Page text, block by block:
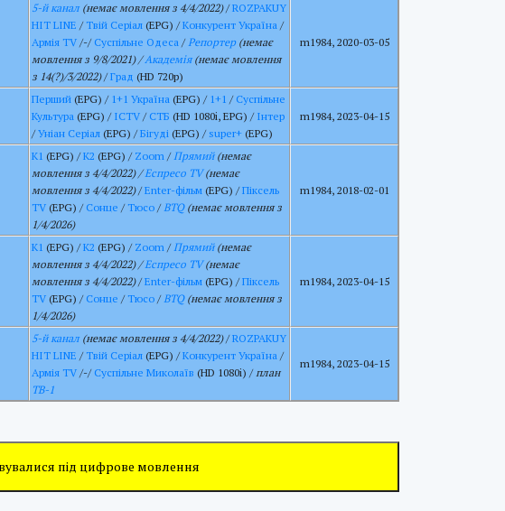
5-й канал(немає мовлення з 4/4/2022)/ROZPAKUY
HIT LINE / Твій Серіал (EPG) /Конкурент Україна /
Армія TV /-/ Суспільне Одеса /Репортер(немає
мовлення з 9/8/2021) /Академія(немає мовлення
з 14(?)/3/2022)/Град (HD 720p)
m1984, 2020-03-05
Перший (EPG) / 1+1 Україна (EPG) / 1+1 / Суспільне
Культура (EPG) / ICTV / СТБ (HD 1080i, EPG) / Інтер
/Уніан Серіал (EPG) /Бігуді (EPG) / super+ (EPG)
m1984, 2023-04-15
К1 (EPG) /К2 (EPG) / Zoom /Прямий(немає
мовлення з 4/4/2022) /Еспресо TV(немає
мовлення з 4/4/2022)/Enter-фільм (EPG) /Піксель
TV (EPG) / Сонце / Тюсо /BTQ(немає мовлення з
1/4/2026)
m1984, 2018-02-01
К1 (EPG) /К2 (EPG) / Zoom /Прямий(немає
мовлення з 4/4/2022) /Еспресо TV(немає
мовлення з 4/4/2022)/Enter-фільм (EPG) /Піксель
TV (EPG) / Сонце / Тюсо /BTQ(немає мовлення з
1/4/2026)
m1984, 2023-04-15
5-й канал(немає мовлення з 4/4/2022)/ROZPAKUY
HIT LINE / Твій Серіал (EPG) /Конкурент Україна /
Армія TV /-/ Суспільне Миколаїв (HD 1080i) /план
ТВ-1
m1984, 2023-04-15
під цифрове мовлення